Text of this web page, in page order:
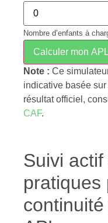
Nombre d’enfants à
Calculer mon APL
Note : Ce
indicative basée
résultat officiel,
CAF.
Suivi
pratiques